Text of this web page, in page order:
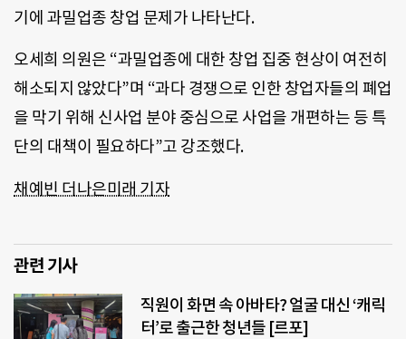
기에 과밀업종 창업 문제가 나타난다.
오세희 의원은 “과밀업종에 대한 창업 집중 현상이 여전히
해소되지 않았다”며 “과다 경쟁으로 인한 창업자들의 폐업
을 막기 위해 신사업 분야 중심으로 사업을 개편하는 등 특
단의 대책이 필요하다”고 강조했다.
채예빈 더나은미래 기자
관련 기사
직원이 화면 속 아바타? 얼굴 대신 ‘캐릭
터’로 출근한 청년들 [르포]